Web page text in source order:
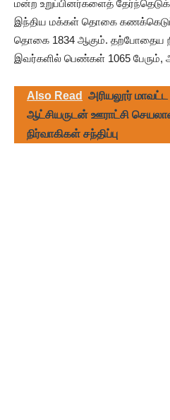
மன்ற உறுப்பினர்களைத்
இந்திய மக்கள் தொகை
தொகை 1834 ஆகும். தற்போதைய
இவர்களில் பெண்கள் 1065
Also Read
அரியலூர் மாவட்ட
ஆட்சியருடன் ஊராட்சி
நிர்வாகிகள் சந்திப்பு